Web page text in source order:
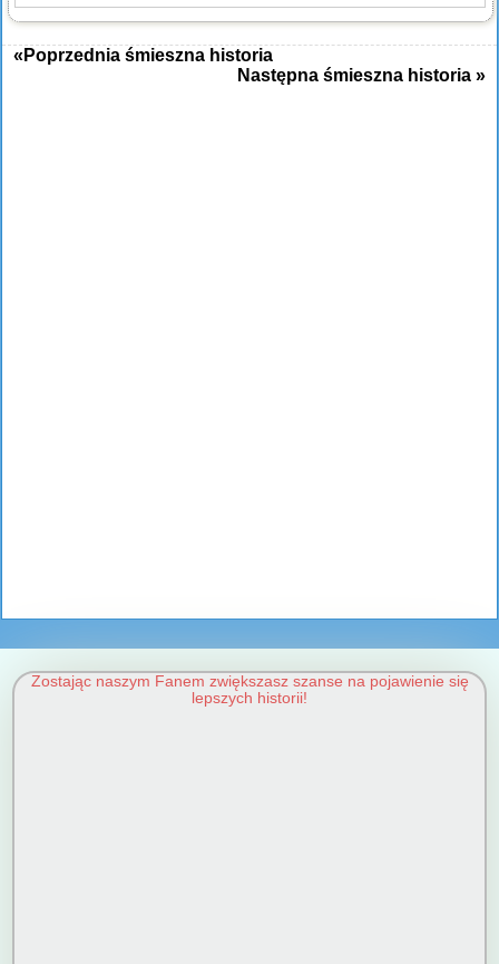
«Poprzednia śmieszna historia
Następna śmieszna historia »
Zostając naszym Fanem zwiększasz szanse na pojawienie się
lepszych historii!